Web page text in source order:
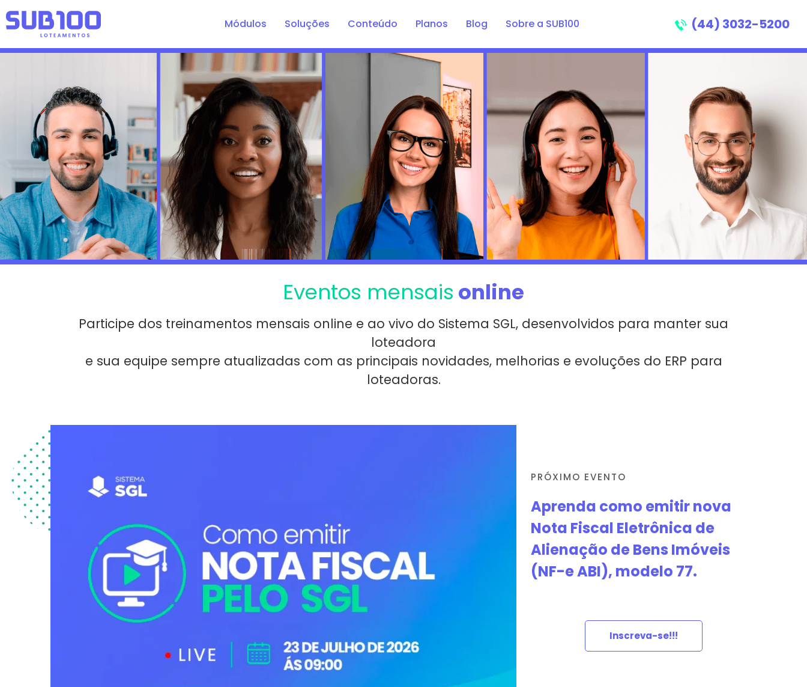
Módulos Soluções Conteúdo Planos Blog Sobre a SUB100 (44) 3032-5200
Eventos mensais online
Participe dos treinamentos mensais online e ao vivo do Sistema SGL, desenvolvidos para manter sua
loteadora
e sua equipe sempre atualizadas com as principais novidades, melhorias e evoluções do ERP para
loteadoras.
PRÓXIMO EVENTO
Aprenda como emitir nova
Nota Fiscal Eletrônica de
Alienação de Bens Imóveis
(NF-e ABI), modelo 77.
Inscreva-se!!!